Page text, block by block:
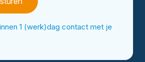
1 (werk)dag contact met je